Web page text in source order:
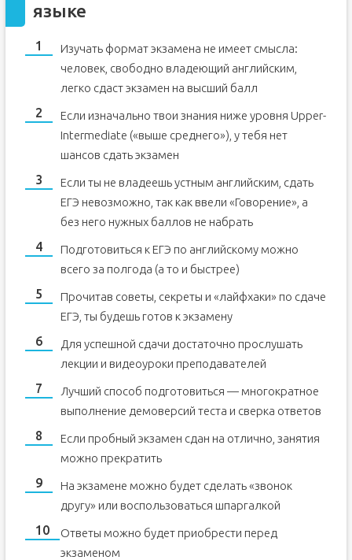
языке
Изучать формат экзамена не имеет смысла:
человек, свободно владеющий английским,
легко сдаст экзамен на высший балл
Если изначально твои знания ниже уровня Upper-
Intermediate («выше среднего»), у тебя нет
шансов сдать экзамен
Если ты не владеешь устным английским, сдать
ЕГЭ невозможно, так как ввели «Говорение», а
без него нужных баллов не набрать
Подготовиться к ЕГЭ по английскому можно
всего за полгода (а то и быстрее)
Прочитав советы, секреты и «лайфхаки» по сдаче
ЕГЭ, ты будешь готов к экзамену
Для успешной сдачи достаточно прослушать
лекции и видеоуроки преподавателей
Лучший способ подготовиться — многократное
выполнение демоверсий теста и сверка ответов
Если пробный экзамен сдан на отлично, занятия
можно прекратить
На экзамене можно будет сделать «звонок
другу» или воспользоваться шпаргалкой
Ответы можно будет приобрести перед
экзаменом